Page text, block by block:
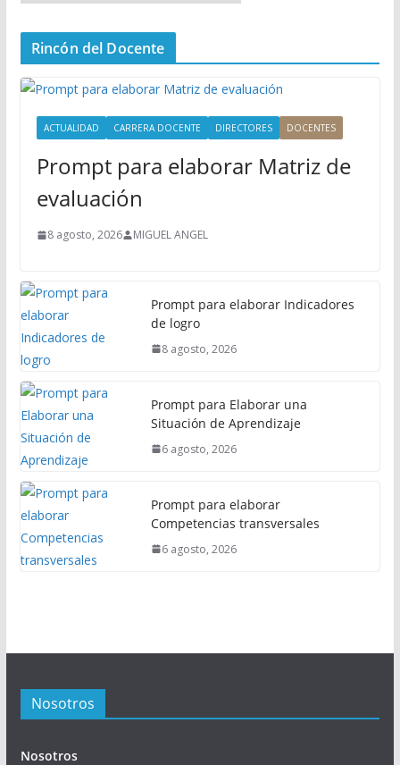
e
n
P
Rincón del Docente
ACTUALIDAD CARRERA DOCENTE DIRECTORES DOCENTES
Prompt para elaborar Matriz de
evaluación
8 agosto, 2026 MIGUEL ANGEL
Prompt para elaborar Indicadores
de logro
8 agosto, 2026
Prompt para Elaborar una
Situación de Aprendizaje
6 agosto, 2026
Prompt para elaborar
Competencias transversales
6 agosto, 2026
Nosotros
Nosotros